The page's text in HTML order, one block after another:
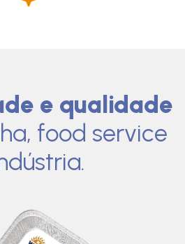
e qualidade
food service